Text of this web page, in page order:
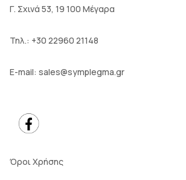
Γ. Σχινά 53, 19 100 Μέγαρα
Τηλ.: +30 22960 21148
E-mail: sales@symplegma.gr
Όροι Χρήσης